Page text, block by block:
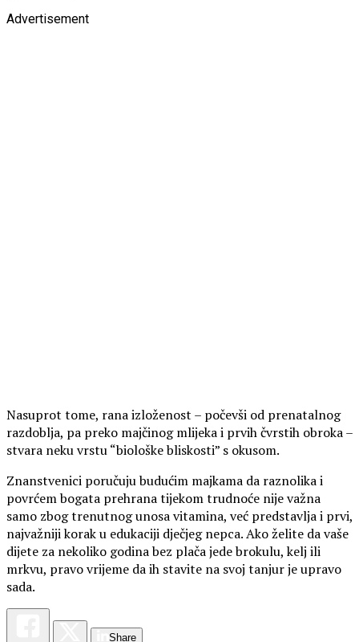
Advertisement
Nasuprot tome, rana izloženost – počevši od prenatalnog
razdoblja, pa preko majčinog mlijeka i prvih čvrstih obroka –
stvara neku vrstu “biološke bliskosti” s okusom.
Znanstvenici poručuju budućim majkama da raznolika i
povrćem bogata prehrana tijekom trudnoće nije važna
samo zbog trenutnog unosa vitamina, već predstavlja i prvi,
najvažniji korak u edukaciji dječjeg nepca. Ako želite da vaše
dijete za nekoliko godina bez plača jede brokulu, kelj ili
mrkvu, pravo vrijeme da ih stavite na svoj tanjur je upravo
sada.
Share